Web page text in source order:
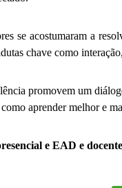
se acostumaram a
chave como
promovem um
aprender melhor e
e EAD e